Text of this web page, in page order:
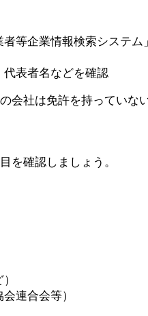
等企業情報検索システム
表者名などを確認
会社は免許を持っていな
を確認しましょう。
連合会等）